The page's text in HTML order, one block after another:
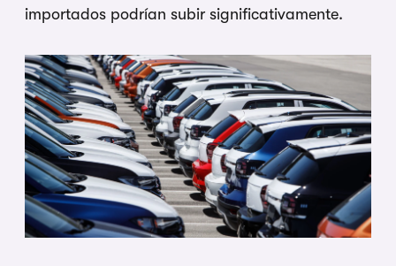
importados podrían subir significativamente.